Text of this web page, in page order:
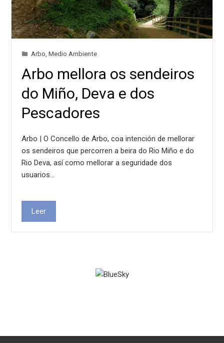
Arbo ,Medio Ambiente
Arbo mellora os sendeiros
do Miño, Deva e dos
Pescadores
Arbo | O Concello de Arbo, coa intención de mellorar
os sendeiros que percorren a beira do Rio Miño e do
Rio Deva, así como mellorar a seguridade dos
usuarios…
Leer